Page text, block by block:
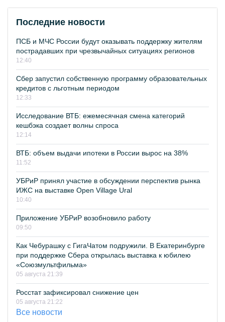
Последние новости
ПСБ и МЧС России будут оказывать поддержку жителям
пострадавших при чрезвычайных ситуациях регионов
12:40
Сбер запустил собственную программу образовательных
кредитов с льготным периодом
12:33
Исследование ВТБ: ежемесячная смена категорий
кешбэка создает волны спроса
12:14
ВТБ: объем выдачи ипотеки в России вырос на 38%
11:52
УБРиР принял участие в обсуждении перспектив рынка
ИЖС на выставке Open Village Ural
10:40
Приложение УБРиР возобновило работу
09:50
Как Чебурашку с ГигаЧатом подружили. В Екатеринбурге
при поддержке Сбера открылась выставка к юбилею
«Союзмультфильма»
05 августа 21:39
Росстат зафиксировал снижение цен
05 августа 21:22
Все новости